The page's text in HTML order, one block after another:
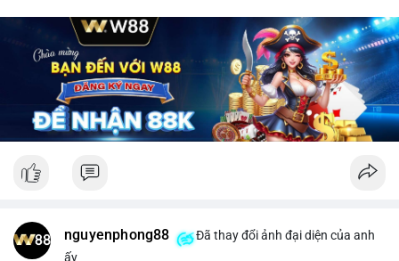
#titanbot
📰 Nguồn: CoinDesk
nguyenphong88
Đã thay đổi ảnh đại diện của anh
ấy